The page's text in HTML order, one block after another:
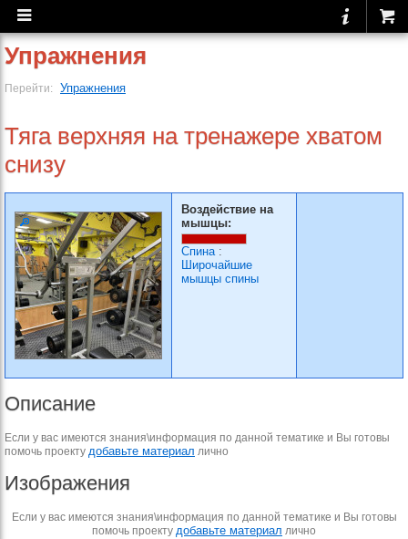
Упражнения
Перейти: Упражнения
Тяга верхняя на тренажере хватом
снизу
Воздействие на
мышцы:
Спина:
Широчайшие
мышцы спины
Описание
Если у вас имеются знания\информация по данной тематике и Вы готовы
помочь проекту добавьте материал лично
Изображения
Если у вас имеются знания\информация по данной тематике и Вы готовы
помочь проекту добавьте материал лично